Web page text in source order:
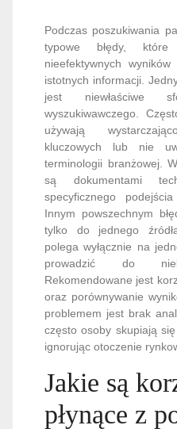
Podczas poszukiwania
typowe błędy,
nieefektywnych
istotnych informacji.
jest niewłaściwe
wyszukiwawczego.
używają
kluczowych lub nie
terminologii branżowej.
są dokumentami
specyficznego
Innym powszechnym
tylko do jednego
polega wyłącznie na
prowadzić do
Rekomendowane jest
oraz porównywanie
problemem jest brak
często osoby skupiają
ignorując otoczenie
Jakie są
płynące z